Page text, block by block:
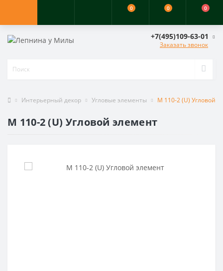
0 0 0
+7(495)109-63-01
Заказать звонок
Интерьерный декор Угловые элементы M 110-2 (U) Угловой
M 110-2 (U) Угловой элемент